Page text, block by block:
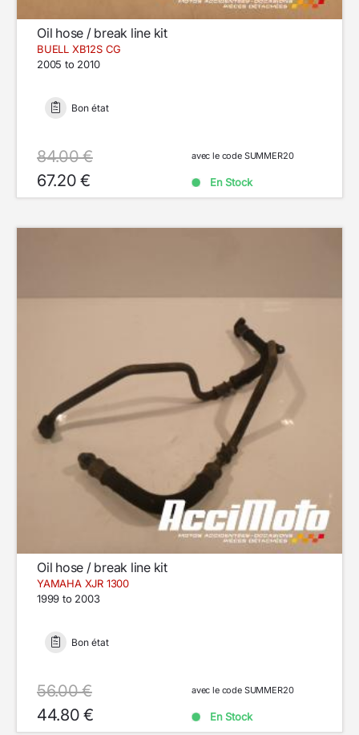
Oil hose / break line kit
BUELL XB12S CG
2005 to 2010
Bon état
84.00 €
67.20 €
avec le code SUMMER20
En Stock
Oil hose / break line kit
YAMAHA XJR 1300
1999 to 2003
Bon état
56.00 €
44.80 €
avec le code SUMMER20
En Stock